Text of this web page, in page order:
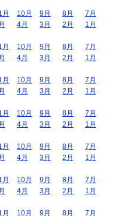
月 10月 9月 8月
7月
4月 3月 2月
1月
月 10月 9月 8月
7月
4月 3月 2月
1月
月 10月 9月 8月
7月
4月 3月 2月
1月
月 10月 9月 8月
7月
4月 3月 2月
1月
月 10月 9月 8月
7月
4月 3月 2月
1月
月 10月 9月 8月
7月
4月 3月 2月
1月
月 10月 9月 8月 7月